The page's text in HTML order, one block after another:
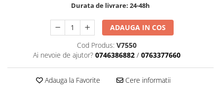
Scule Ajutatoare
Scule De Mana si Unelte
Aparate de nituit si capsat
Burghie
Capsatoare tapiterie
Durata de livrare: 24-48h
ADAUGA IN COS
Cod Produs: V7550
Ai nevoie de ajutor? 0746386882 / 0763377660
Adauga la Favorite Cere informatii